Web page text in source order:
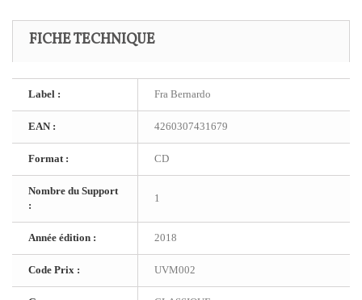
FICHE TECHNIQUE
Label : Fra Bernardo
EAN : 4260307431679
Format : CD
Nombre du Support
:
1
Année édition : 2018
Code Prix : UVM002